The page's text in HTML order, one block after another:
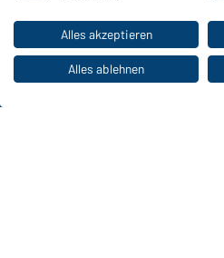
Zum Privatkunden-
WORKWEAR
Die ideale Wahl für
entdecken!
Alles akzeptieren
Alles ablehnen